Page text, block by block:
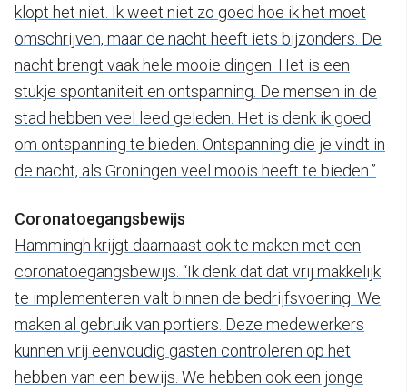
klopt het niet. Ik weet niet zo goed hoe ik het moet
omschrijven, maar de nacht heeft iets bijzonders. De
nacht brengt vaak hele mooie dingen. Het is een
stukje spontaniteit en ontspanning. De mensen in de
stad hebben veel leed geleden. Het is denk ik goed
om ontspanning te bieden. Ontspanning die je vindt in
de nacht, als Groningen veel moois heeft te bieden.”
Coronatoegangsbewijs
Hammingh krijgt daarnaast ook te maken met een
coronatoegangsbewijs. “Ik denk dat dat vrij makkelijk
te implementeren valt binnen de bedrijfsvoering. We
maken al gebruik van portiers. Deze medewerkers
kunnen vrij eenvoudig gasten controleren op het
hebben van een bewijs. We hebben ook een jonge